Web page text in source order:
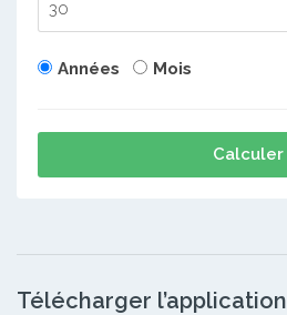
Années Mois
Calculer
Télécharger l’application